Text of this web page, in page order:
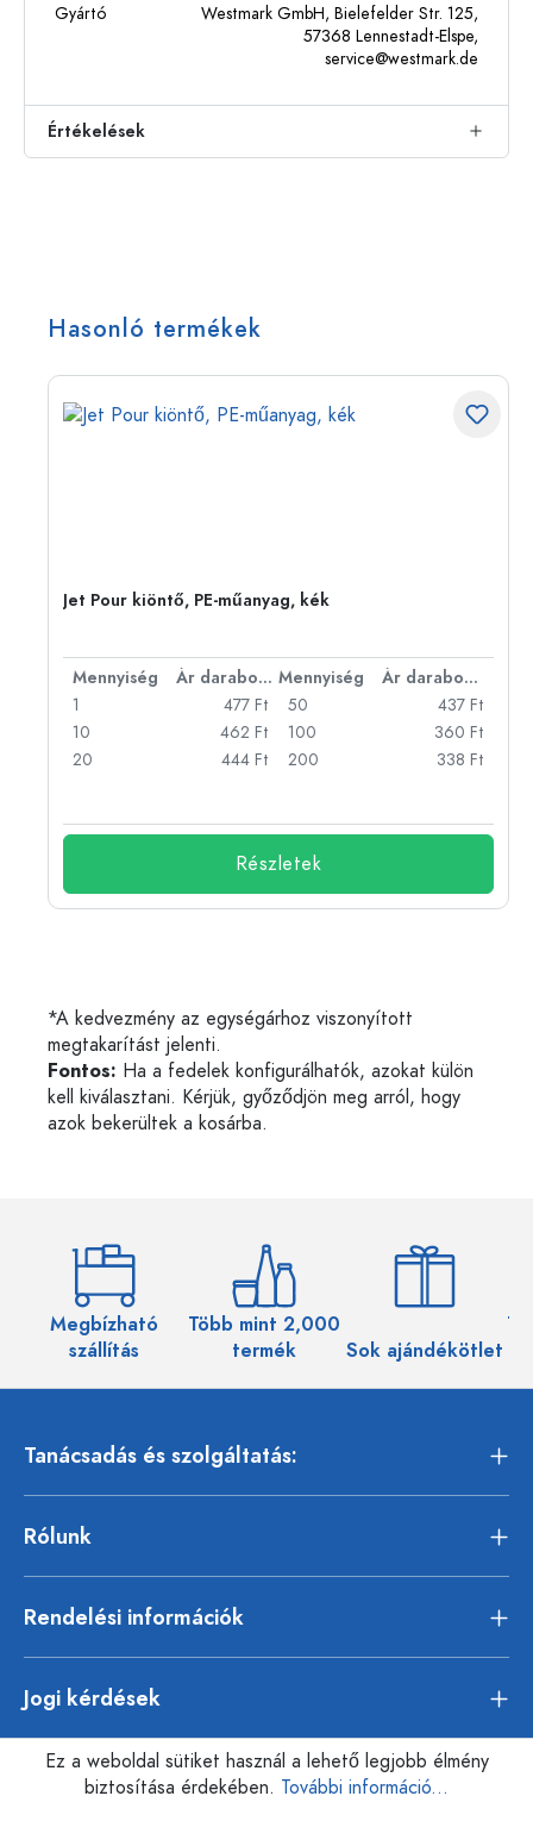
Gyártó
Westmark GmbH, Bielefelder Str. 125,
57368 Lennestadt-Elspe,
service@westmark.de
Értékelések
Hasonló termékek
Jet Pour kiöntő, PE-műanyag, kék
Mennyiség Ár darabonként Mennyiség
Ár darabonként
1
477 Ft
10
462 Ft
20
444 Ft
50
437 Ft
100
360 Ft
200
338 Ft
Részletek
*A kedvezmény az egységárhoz viszonyított
megtakarítást jelenti.
Fontos: Ha a fedelek konfigurálhatók, azokat külön
kell kiválasztani. Kérjük, győződjön meg arról, hogy
azok bekerültek a kosárba.
Megbízható
szállítás
Több mint 2,000
termék
Sok ajándékötlet
Tanácsadás és szolgáltatás:
Rólunk
Rendelési információk
Jogi kérdések
Ez a weboldal sütiket használ a lehető legjobb élmény
biztosítása érdekében. További információ...